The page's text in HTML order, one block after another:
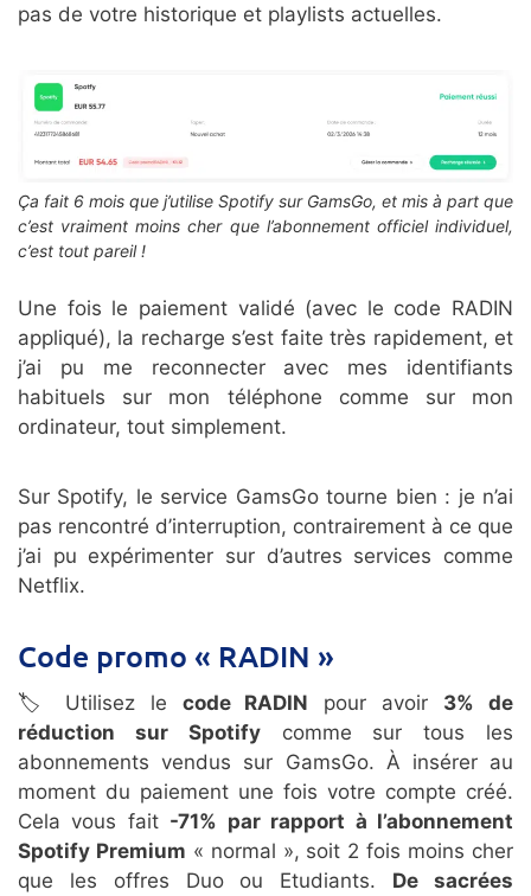
pas de votre historique et playlists actuelles.
Ça fait 6 mois que j’utilise Spotify sur GamsGo, et mis à part que
c’est vraiment moins cher que l’abonnement officiel individuel,
c’est tout pareil !
Une fois le paiement validé (avec le code RADIN
appliqué), la recharge s’est faite très rapidement, et
j’ai pu me reconnecter avec mes identifiants
habituels sur mon téléphone comme sur mon
ordinateur, tout simplement.
Sur Spotify, le service GamsGo tourne bien : je n’ai
pas rencontré d’interruption, contrairement à ce que
j’ai pu expérimenter sur d’autres services comme
Netflix.
Code promo « RADIN »
🏷️ Utilisez le code RADIN pour avoir 3% de
réduction sur Spotifycomme sur tous les
abonnements vendus sur GamsGo. À insérer au
moment du paiement une fois votre compte créé.
Cela vous fait -71% par rapport à l’abonnement
Spotify Premium « normal », soit 2 fois moins cher
que les offres Duo ou Etudiants. De sacrées